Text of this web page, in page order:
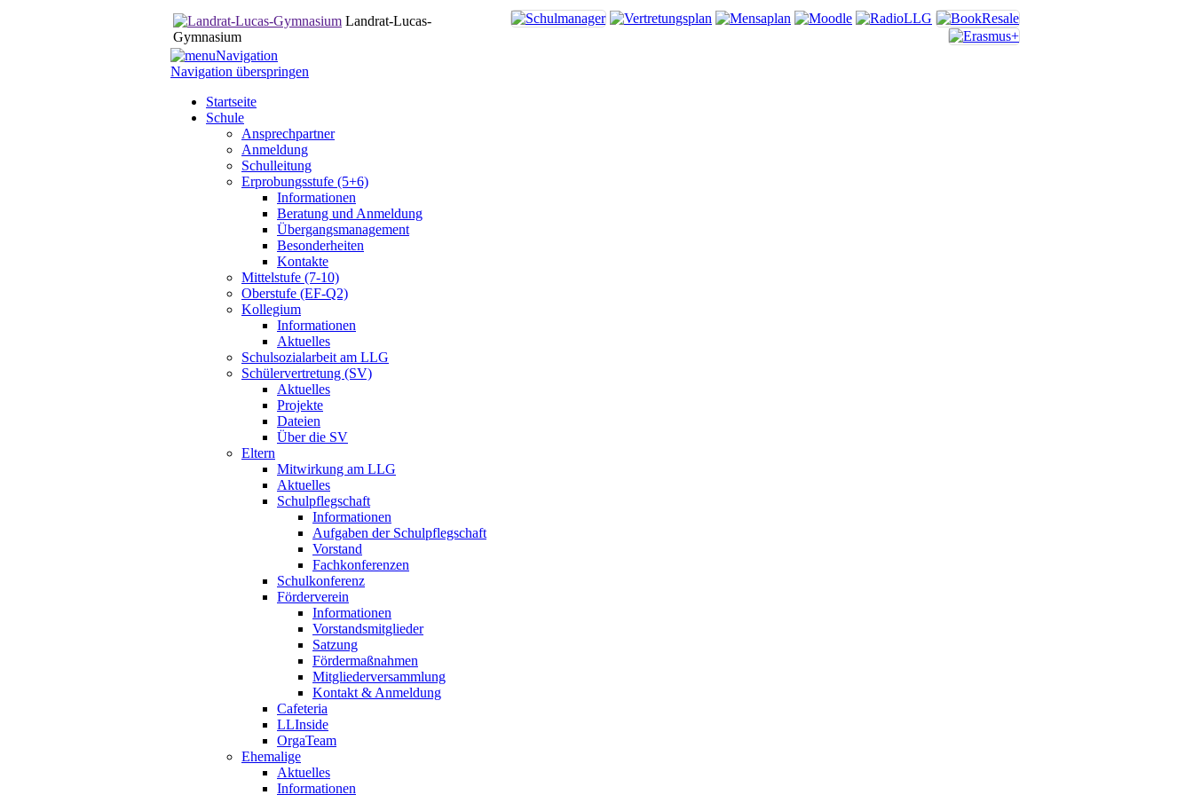
Landrat-Lucas-
Gymnasium
Navigation
Navigation überspringen
Startseite
Schule
Ansprechpartner
Anmeldung
Schulleitung
Erprobungsstufe (5+6)
Informationen
Beratung und Anmeldung
Übergangsmanagement
Besonderheiten
Kontakte
Mittelstufe (7-10)
Oberstufe (EF-Q2)
Kollegium
Informationen
Aktuelles
Schulsozialarbeit am LLG
Schülervertretung (SV)
Aktuelles
Projekte
Dateien
Über die SV
Eltern
Mitwirkung am LLG
Aktuelles
Schulpflegschaft
Informationen
Aufgaben der Schulpflegschaft
Vorstand
Fachkonferenzen
Schulkonferenz
Förderverein
Informationen
Vorstandsmitglieder
Satzung
Fördermaßnahmen
Mitgliederversammlung
Kontakt & Anmeldung
Cafeteria
LLInside
OrgaTeam
Ehemalige
Aktuelles
Informationen